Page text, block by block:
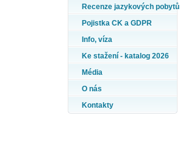
Recenze jazykových pobytů
Pojistka CK a GDPR
Info, víza
Ke stažení - katalog 2026
Média
O nás
Kontakty